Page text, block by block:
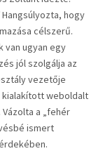
Hangsúlyozta, hogy
célszerű.
van ugyan egy
jól szolgálja az
vezetője
kialakított weboldalt
a „fehér
ismert